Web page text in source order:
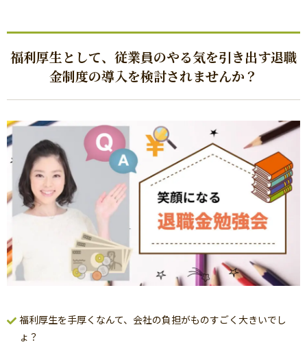
福利厚生として、従業員のやる気を引き出す退職
金制度の導入を検討されませんか？
福利厚生を手厚くなんて、会社の負担がものすごく大きいでし
ょ？